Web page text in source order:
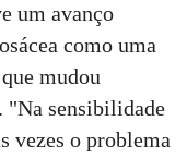
um avanço
como uma
mudou
"Na sensibilidade
vezes o problema